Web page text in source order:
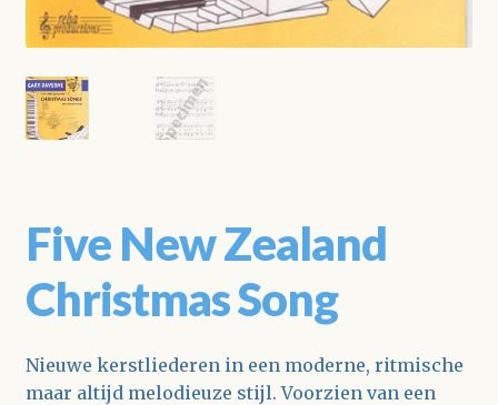
Five New Zealand
Christmas Song
Nieuwe kerstliederen in een moderne, ritmische
maar altijd melodieuze stijl. Voorzien van een